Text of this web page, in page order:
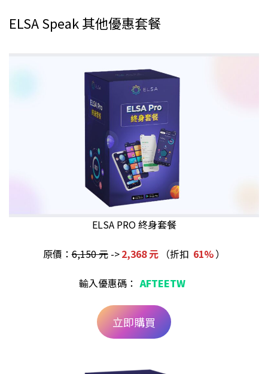
ELSA Speak 其他優惠套餐
ELSA PRO 終身套餐
原價：6,150 元->2,368 元 （折扣 61%）
輸入優惠碼： AFTEETW
立即購買